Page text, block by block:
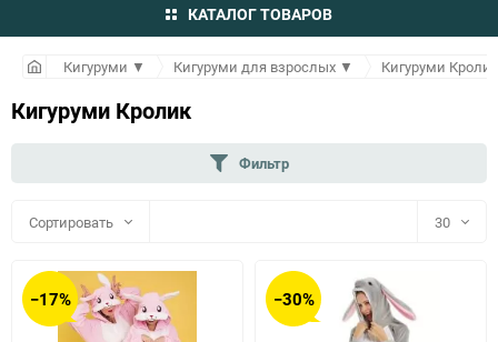
КАТАЛОГ ТОВАРОВ
Кигуруми ▼ Кигуруми для взрослых ▼ Кигуруми
Кигуруми Кролик
Фильтр
Сортировать 30
60
−17% −30%